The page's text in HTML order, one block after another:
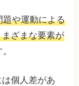
題や運動による
ざまな要素が
個人差があ